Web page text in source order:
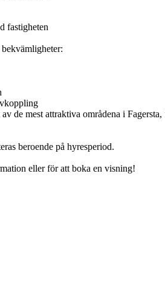
fastigheten
de mest attraktiva områdena i
beroende på hyresperiod.